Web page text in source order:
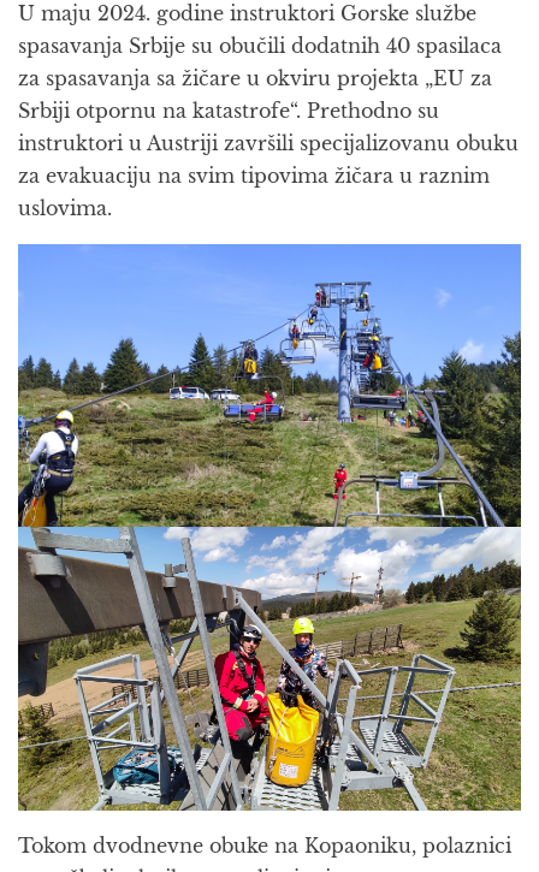
U maju 2024. godine instruktori Gorske službe
spasavanja Srbije su obučili dodatnih 40 spasilaca
za spasavanja sa žičare u okviru projekta „EU za
Srbiji otpornu na katastrofe“. Prethodno su
instruktori u Austriji završili specijalizovanu obuku
za evakuaciju na svim tipovima žičara u raznim
uslovima.
Tokom dvodnevne obuke na Kopaoniku, polaznici